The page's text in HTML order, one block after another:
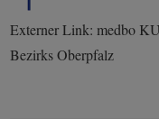
Externer Link: medbo
Bezirks Oberpfalz